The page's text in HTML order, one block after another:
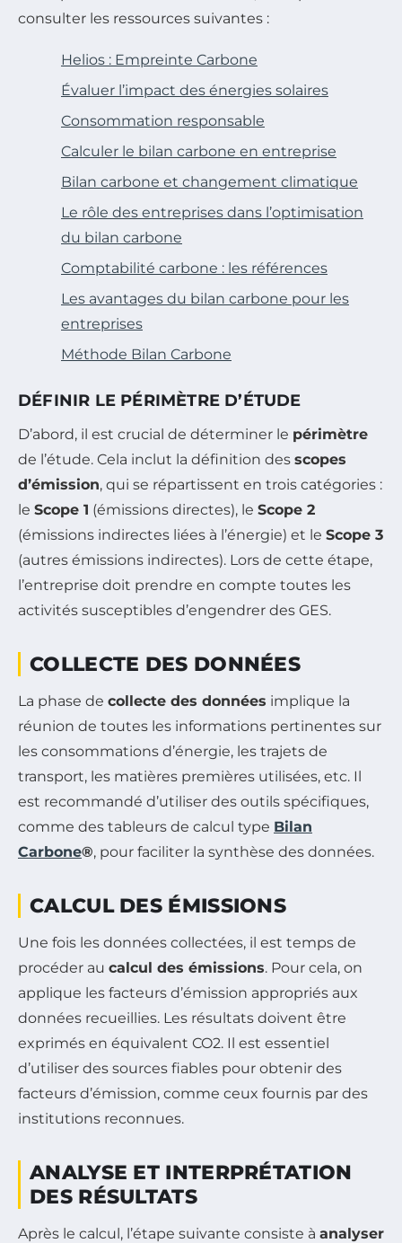
consulter les ressources suivantes :
Helios : Empreinte Carbone
Évaluer l’impact des énergies solaires
Consommation responsable
Calculer le bilan carbone en entreprise
Bilan carbone et changement climatique
Le rôle des entreprises dans l’optimisation
du bilan carbone
Comptabilité carbone : les références
Les avantages du bilan carbone pour les
entreprises
Méthode Bilan Carbone
DÉFINIR LE PÉRIMÈTRE D’ÉTUDE
D’abord, il est crucial de déterminer le périmètre
de l’étude. Cela inclut la définition des scopes
d’émission, qui se répartissent en trois catégories :
le Scope 1 (émissions directes), le Scope 2
(émissions indirectes liées à l’énergie) et le Scope 3
(autres émissions indirectes). Lors de cette étape,
l’entreprise doit prendre en compte toutes les
activités susceptibles d’engendrer des GES.
COLLECTE DES DONNÉES
La phase de collecte des données implique la
réunion de toutes les informations pertinentes sur
les consommations d’énergie, les trajets de
transport, les matières premières utilisées, etc. Il
est recommandé d’utiliser des outils spécifiques,
comme des tableurs de calcul type Bilan
Carbone®, pour faciliter la synthèse des données.
CALCUL DES ÉMISSIONS
Une fois les données collectées, il est temps de
procéder au calcul des émissions. Pour cela, on
applique les facteurs d’émission appropriés aux
données recueillies. Les résultats doivent être
exprimés en équivalent CO2. Il est essentiel
d’utiliser des sources fiables pour obtenir des
facteurs d’émission, comme ceux fournis par des
institutions reconnues.
ANALYSE ET INTERPRÉTATION
DES RÉSULTATS
Après le calcul, l’étape suivante consiste à analyser